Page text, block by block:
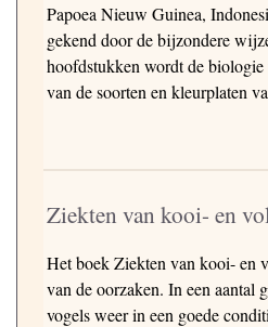
Papoea Nieuw Guinea,
gekend door de bijzondere
hoofdstukken wordt de biologie
van de soorten en kleurplaten
Ziekten van kooi- en
Het boek Ziekten van kooi- en
van de oorzaken. In een aantal
vogels weer in een goede